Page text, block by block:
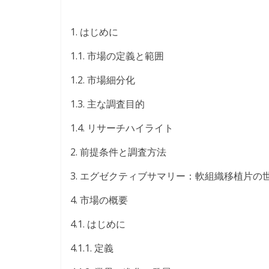
1. はじめに
1.1. 市場の定義と範囲
1.2. 市場細分化
1.3. 主な調査目的
1.4. リサーチハイライト
2. 前提条件と調査方法
3. エグゼクティブサマリー：軟組織移植片の
4. 市場の概要
4.1. はじめに
4.1.1. 定義